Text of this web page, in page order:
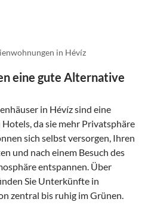
in Hévíz
eine gute Alternative
in Hévíz sind eine
da sie mehr Privatsphäre
sich selbst versorgen, Ihren
und nach einem Besuch des
entspannen. Über
Sie Unterkünfte in
zentral bis ruhig im Grünen.